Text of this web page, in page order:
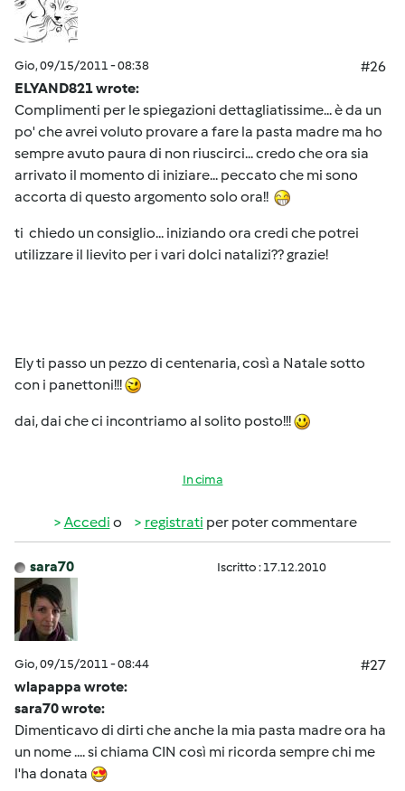
Gio, 09/15/2011 - 08:38
#26
ELYAND821 wrote:
Complimenti per le spiegazioni dettagliatissime... è da un
po' che avrei voluto provare a fare la pasta madre ma ho
sempre avuto paura di non riuscirci... credo che ora sia
arrivato il momento di iniziare... peccato che mi sono
accorta di questo argomento solo ora!!
ti chiedo un consiglio... iniziando ora credi che potrei
utilizzare il lievito per i vari dolci natalizi?? grazie!
Ely ti passo un pezzo di centenaria, così a Natale sotto
con i panettoni!!!
dai, dai che ci incontriamo al solito posto!!!
In cima
Accedi o registrati per poter commentare
sara70 Iscritto : 17.12.2010
Gio, 09/15/2011 - 08:44
#27
wlapappa wrote:
sara70 wrote:
Dimenticavo di dirti che anche la mia pasta madre ora ha
un nome .... si chiama CIN così mi ricorda sempre chi me
l'ha donata